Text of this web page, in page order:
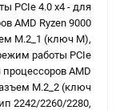
PCIe 4.0 x4 - для
AMD Ryzen 9000
M.2_1 (ключ M),
работы PCIe
процессоров AMD
M.2_2 (ключ
2242/2260/2280,